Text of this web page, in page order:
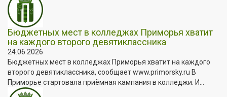
Бюджетных мест в колледжах Приморья хватит
на каждого второго девятиклассника
24.06.2026
Бюджетных мест в колледжах Приморья хватит на каждого
второго девятиклассника, сообщает www.primorsky.ru В
Приморье стартовала приёмная кампания в колледжи. И...